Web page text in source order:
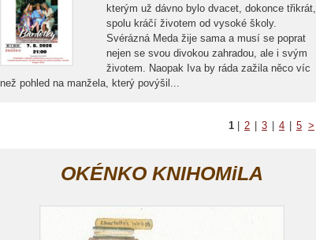
kterým už dávno bylo dvacet, dokonce třikrát,
spolu kráčí životem od vysoké školy.
Svérázná Meda žije sama a musí se poprat
nejen se svou divokou zahradou, ale i svým
životem. Naopak Iva by ráda zažila něco víc
než pohled na manžela, který povýšil...
1 2 3 4 5 >
OKÉNKO KNIHOMiLA